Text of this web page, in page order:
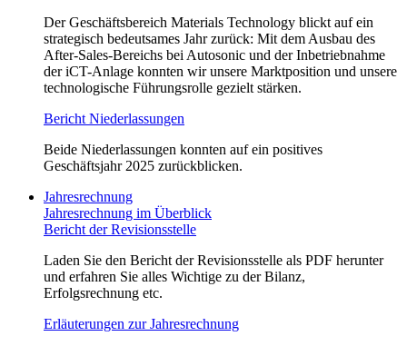
Der Geschäftsbereich Materials Technology blickt auf ein
strategisch bedeutsames Jahr zurück: Mit dem Ausbau des
After-Sales-Bereichs bei Autosonic und der Inbetriebnahme
der iCT-Anlage konnten wir unsere Marktposition und unsere
technologische Führungsrolle gezielt stärken.
Bericht Niederlassungen
Beide Niederlassungen konnten auf ein positives
Geschäftsjahr 2025 zurückblicken.
Jahresrechnung
Jahresrechnung im Überblick
Bericht der Revisionsstelle
Laden Sie den Bericht der Revisionsstelle als PDF herunter
und erfahren Sie alles Wichtige zu der Bilanz,
Erfolgsrechnung etc.
Erläuterungen zur Jahresrechnung